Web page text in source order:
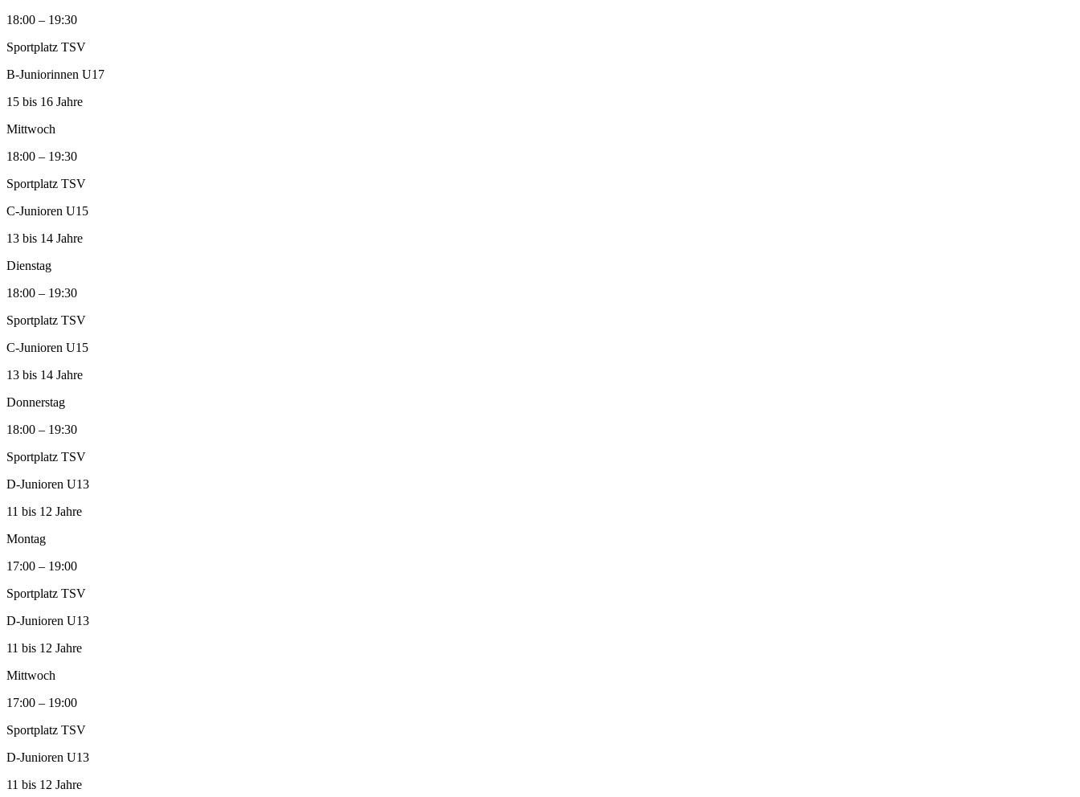
18:00 – 19:30
Sportplatz TSV
B‑Juniorinnen U17
15 bis 16 Jahre
Mittwoch
18:00 – 19:30
Sportplatz TSV
C‑Junioren U15
13 bis 14 Jahre
Dienstag
18:00 – 19:30
Sportplatz TSV
C‑Junioren U15
13 bis 14 Jahre
Donnerstag
18:00 – 19:30
Sportplatz TSV
D‑Junioren U13
11 bis 12 Jahre
Montag
17:00 – 19:00
Sportplatz TSV
D‑Junioren U13
11 bis 12 Jahre
Mittwoch
17:00 – 19:00
Sportplatz TSV
D‑Junioren U13
11 bis 12 Jahre